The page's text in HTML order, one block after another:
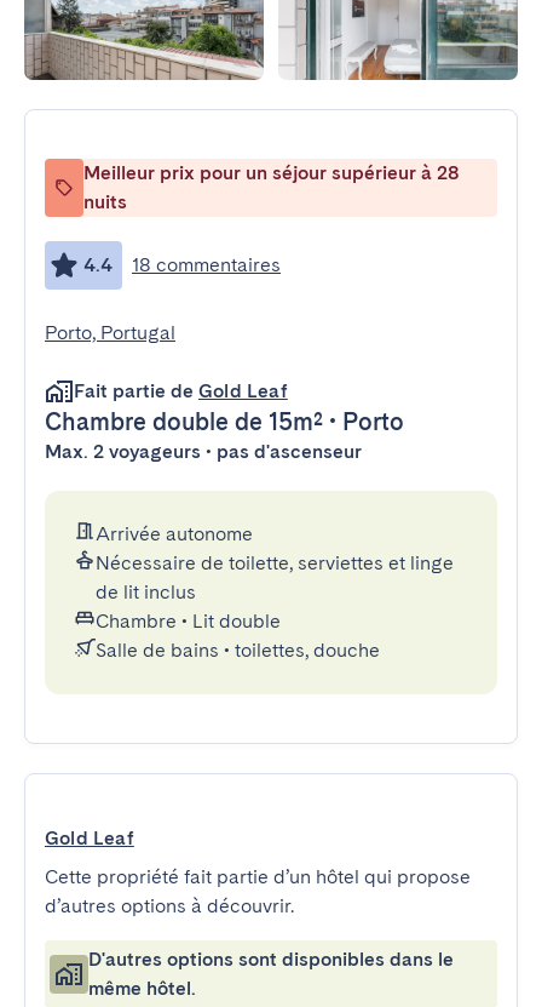
Meilleur prix pour un séjour supérieur à 28
nuits
4.4 18 commentaires
Porto, Portugal
Fait partie de Gold Leaf
Chambre double de 15m² • Porto
Max. 2 voyageurs • pas d'ascenseur
Arrivée autonome
Nécessaire de toilette, serviettes et linge
de lit inclus
Chambre • Lit double
Salle de bains • toilettes, douche
Gold Leaf
Cette propriété fait partie d’un hôtel qui propose
d’autres options à découvrir.
D'autres options sont disponibles dans le
même hôtel.